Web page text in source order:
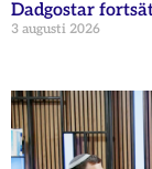
Dadgostar
3 augusti 2026